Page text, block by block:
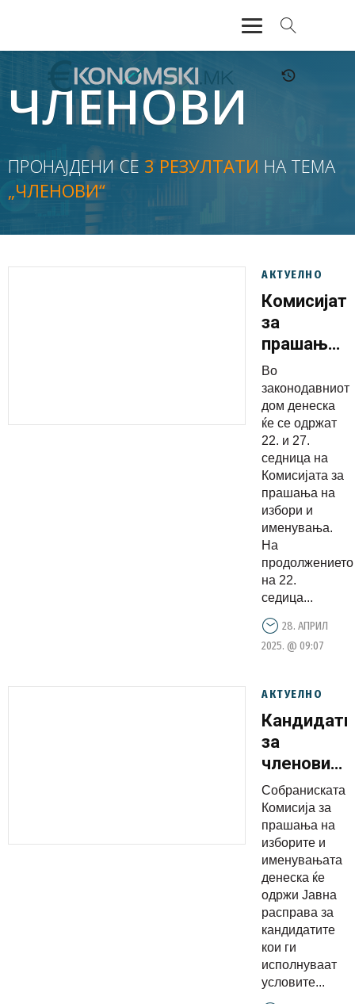
АКТУЕЛНО
ЕКОНОМИЈА
ФИНАНСИИ
БАНКАРСТВО
ЖИВОТ
ЧЛЕНОВИ
ПРОНАЈДЕНИ СЕ 3 РЕЗУЛТАТИ НА ТЕМА
„ЧЛЕНОВИ“
АКТУЕЛНО
за
прашања
на избори
и
именувања
ќе
предложи
членови
на
совет на
МРТВ
Во
законодавниот
дом денеска
ќе се одржат
22. и 27.
седница на
Комисијата за
прашања на
избори и
именувања.
На
продолжението
на 22.
седица...
28. АПРИЛ
2025. @ 09:07
АКТУЕЛНО
за
членови
на
совет на
МРТ ќе се
пред
за
прашања
на избори
и
Собраниската
Комисија за
прашања на
изборите и
именувањата
денеска ќе
одржи Јавна
расправа за
кандидатите
кои ги
исполнуваат
условите...